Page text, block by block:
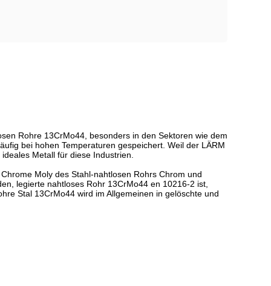
Rohre 13CrMo44, besonders in den Sektoren wie dem
bei hohen Temperaturen gespeichert. Weil der LÄRM
Metall für diese Industrien.
Moly des Stahl-nahtlosen Rohrs Chrom und
legierte nahtloses Rohr 13CrMo44 en 10216-2 ist,
Stal 13CrMo44 wird im Allgemeinen in gelöschte und